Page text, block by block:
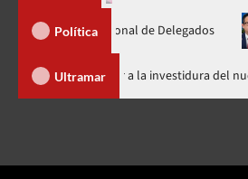
Política
Nacional de Delegados
Ultramar
Abinader llega a Cali para asistir a la